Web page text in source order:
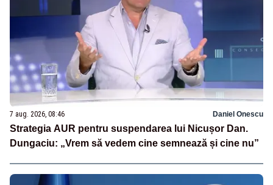
7 aug. 2026, 08:46 Daniel Onescu
Strategia AUR pentru suspendarea lui Nicușor Dan.
Dungaciu: „Vrem să vedem cine semnează și cine nu”